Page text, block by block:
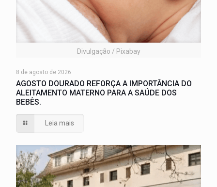
Divulgação / Pixabay
8 de agosto de 2026
AGOSTO DOURADO REFORÇA A IMPORTÂNCIA DO
ALEITAMENTO MATERNO PARA A SAÚDE DOS
BEBÊS.
Leia mais